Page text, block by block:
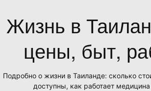
Жизнь в
цены, быт,
Подробно о жизни в Таиланде: сколько
доступны, как работает